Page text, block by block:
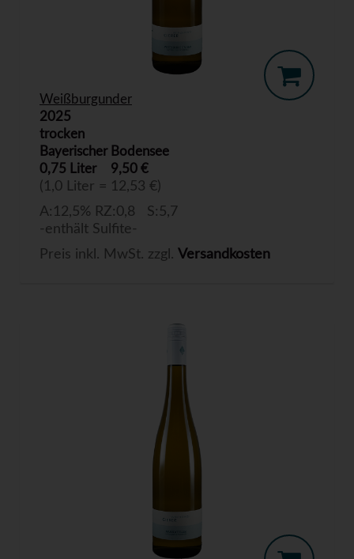
Weißburgunder
2025
trocken
Bayerischer Bodensee
0,75 Liter
9,50 €
(1,0 Liter = 12,53 €)
A:12,5% RZ:0,8 S:5,7
-enthält Sulfite-
Preis inkl. MwSt. zzgl. Versandkosten